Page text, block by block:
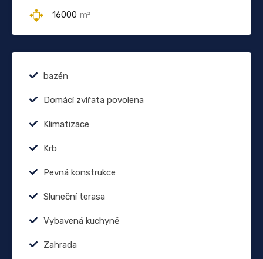
16000 m²
bazén
Domácí zvířata povolena
Klimatizace
Krb
Pevná konstrukce
Sluneční terasa
Vybavená kuchyně
Zahrada